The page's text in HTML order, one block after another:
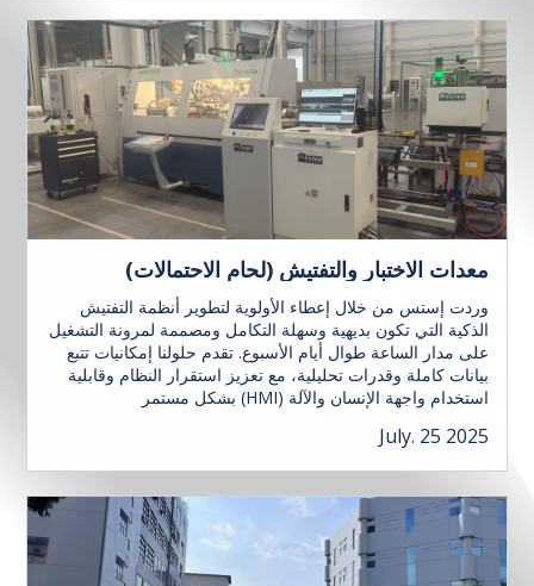
معدات الاختبار والتفتيش (لحام الاحتمالات)
وردت إستس من خلال إعطاء الأولوية لتطوير أنظمة التفتيش
الذكية التي تكون بديهية وسهلة التكامل ومصممة لمرونة التشغيل
على مدار الساعة طوال أيام الأسبوع. تقدم حلولنا إمكانيات تتبع
بيانات كاملة وقدرات تحليلية، مع تعزيز استقرار النظام وقابلية
استخدام واجهة الإنسان والآلة (HMI) بشكل مستمر
July. 25 2025